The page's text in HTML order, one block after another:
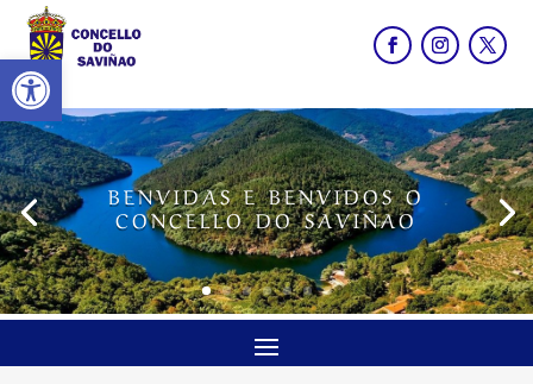
Abrir barra de ferramentas
BENVIDAS E BENVIDOS O
CONCELLO DO SAVIÑAO